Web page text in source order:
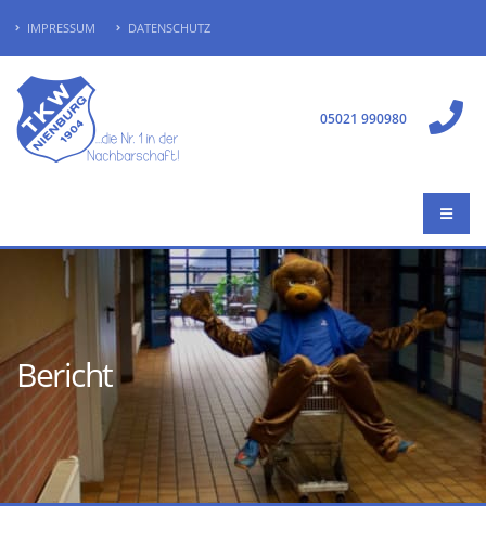
IMPRESSUM DATENSCHUTZ
05021 990980
Bericht